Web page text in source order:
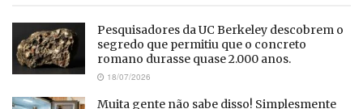
Pesquisadores da UC Berkeley descobrem o
segredo que permitiu que o concreto
romano durasse quase 2.000 anos.
18/07/2026
Muita gente não sabe disso! Simplesmente